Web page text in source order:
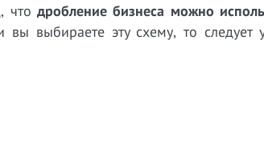
что дробление бизнеса можно
выбираете эту схему, то следует